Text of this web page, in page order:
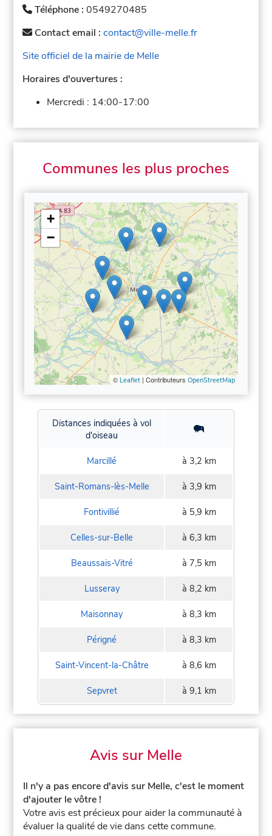
Téléphone :0549270485
Contact email :contact@ville-melle.fr
Site officiel de la mairie de Melle
Horaires d'ouvertures :
Mercredi : 14:00-17:00
Communes les plus proches
+
−
© Leaflet| Contributeurs OpenStreetMap
Distances indiquées à vol
d'oiseau
Marcillé à 3,2 km
Saint-Romans-lès-Melle à 3,9 km
Fontivillié à 5,9 km
Celles-sur-Belle à 6,3 km
Beaussais-Vitré à 7,5 km
Lusseray à 8,2 km
Maisonnay à 8,3 km
Périgné à 8,3 km
Saint-Vincent-la-Châtre à 8,6 km
Sepvret à 9,1 km
Avis sur Melle
Il n'y a pas encore d'avis sur Melle, c'est le moment
d'ajouter le vôtre !
Votre avis est précieux pour aider la communauté à
évaluer la qualité de vie dans cette commune.